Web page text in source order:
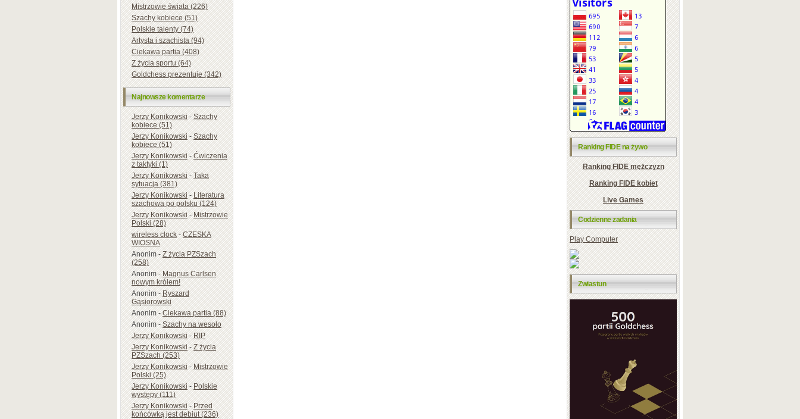
Mistrzowie świata (226)
Szachy kobiece (51)
Polskie talenty (74)
Artysta i szachista (94)
Ciekawa partia (408)
Z życia sportu (64)
Goldchess prezentuje (342)
Najnowsze komentarze
Jerzy Konikowski-Szachy
kobiece (51)
Jerzy Konikowski-Szachy
kobiece (51)
Jerzy Konikowski-Ćwiczenia
z taktyki (1)
Jerzy Konikowski-Taka
sytuacja (381)
Jerzy Konikowski-Literatura
szachowa po polsku (124)
Jerzy Konikowski-Mistrzowie
Polski (28)
wireless clock-CZESKA
WIOSNA
Anonim-Z życia PZSzach
(258)
Anonim-Magnus Carlsen
nowym królem!
Anonim-Ryszard
Gąsiorowski
Anonim-Ciekawa partia (88)
Anonim-Szachy na wesoło
Jerzy Konikowski-RIP
Jerzy Konikowski-Z życia
PZSzach (253)
Jerzy Konikowski-Mistrzowie
Polski (25)
Jerzy Konikowski-Polskie
występy (111)
Jerzy Konikowski-Przed
końcówką jest debiut (236)
Ranking FIDE na żywo
Ranking FIDE mężczyzn
Ranking FIDE kobiet
Live Games
Codzienne zadania
Play Computer
Zwiastun